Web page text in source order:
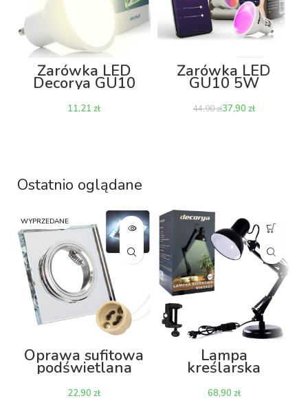
Żarówka LED
Decorya GU10
10W 4000K
zł
Żarówka LED
GU10 5W
44,90zł37,90 zł
Ostatnio oglądane
WYPRZEDANE
Oprawa sufitowa
podświetlana
LED KW03 z
gniazdem GU10
zł
Lampa
kreślarska
nocna biurkowa
metalowa
zł